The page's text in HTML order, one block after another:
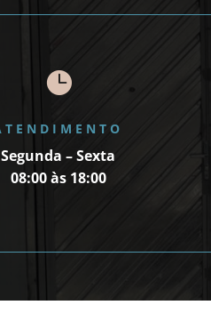

Segunda – Sexta
08:00 às 18:00